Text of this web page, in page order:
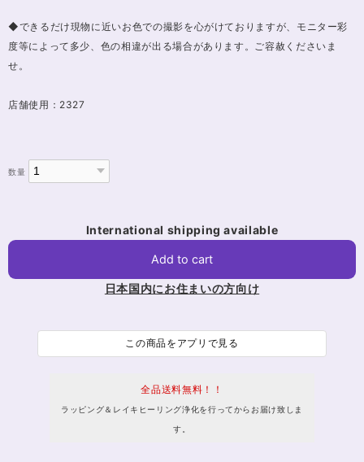
◆できるだけ現物に近いお色での撮影を心がけておりますが、モニター彩
度等によって多少、色の相違が出る場合があります。ご容赦くださいま
せ。
店舗使用：2327
数量
International shipping available
Add to cart
日本国内にお住まいの方向け
この商品をアプリで見る
全品送料無料！！
ラッピング＆レイキヒーリング浄化を行ってからお届け致しま
す。